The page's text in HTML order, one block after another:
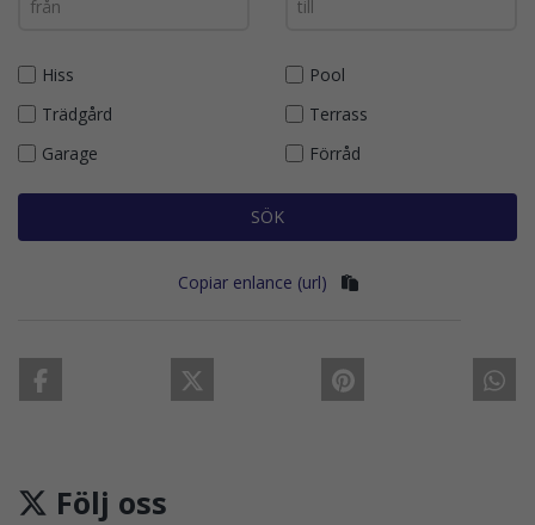
Hiss
Pool
Trädgård
Terrass
Garage
Förråd
SÖK
Copiar enlance (url)
Följ oss